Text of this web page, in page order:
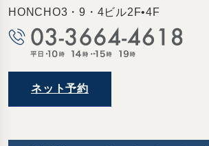
HONCHO3・9・4ビル2F•4F
ネット予約